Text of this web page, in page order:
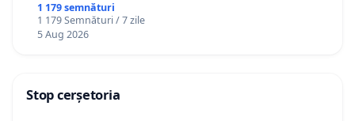
1 179 semnături
1 179 Semnături / 7 zile
5 Aug 2026
Stop cerșetoria